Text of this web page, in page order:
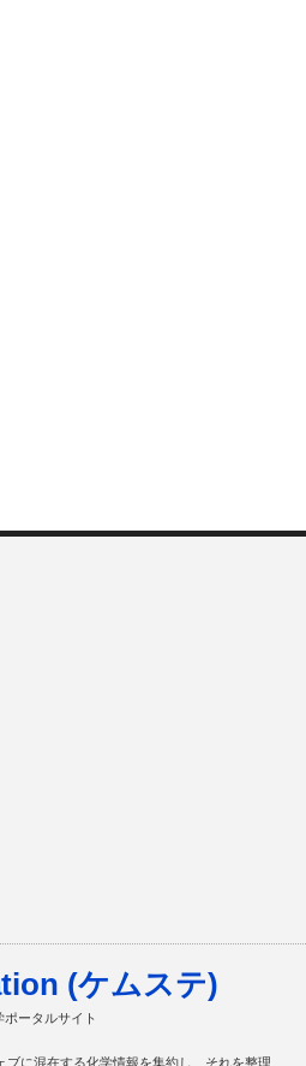
(ケムステ)
ポータルサイト
に混在する化学情報を集約し、それを整理、